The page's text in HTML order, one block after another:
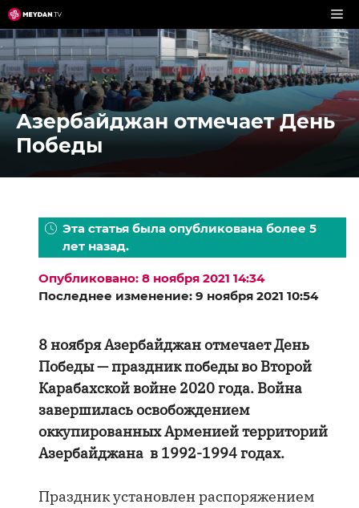
Перейти
к
содержимому
Азербайджан отмечает День
Победы
Эта статья была опубликована более 5
лет назад.
Опубликовано: 8 ноября 2021 14:34
Последнее изменение: 9 ноября 2021 10:54
8 ноября Азербайджан отмечает День
Победы — праздник победы во Второй
Карабахской войне 2020 года. Война
завершилась освобождением
оккупированных Арменией территорий
Азербайджана в 1992-1994 годах.
Праздник установлен распоряжением